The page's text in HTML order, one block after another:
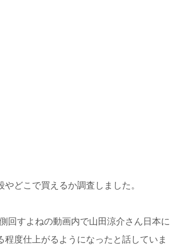
どこで買えるか調査しました。
回すよねの動画内で山田涼介さん日本に
度仕上がるようになったと話していま